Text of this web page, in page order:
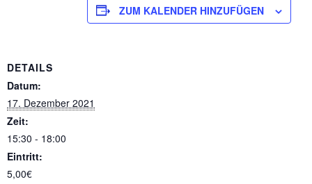
ZUM KALENDER HINZUFÜGEN
DETAILS
Datum:
17. Dezember 2021
Zeit:
15:30 - 18:00
Eintritt:
5,00€